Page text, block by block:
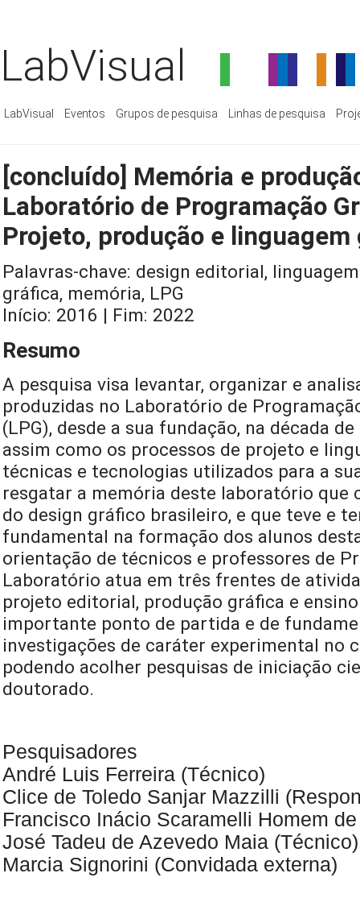
LabVisual
LabVisual Eventos Grupos de pesquisa Linhas de pesquisa
[concluído] Memória e
Laboratório de Programação
Projeto, produção e
Palavras-chave: design editorial,
gráfica, memória, LPG
Início: 2016 | Fim: 2022
Resumo
A pesquisa visa levantar, organizar e
produzidas no Laboratório de
(LPG), desde a sua fundação, na década
assim como os processos de projeto e
técnicas e tecnologias utilizados para a
resgatar a memória deste laboratório que
do design gráfico brasileiro, e que teve e
fundamental na formação dos alunos
orientação de técnicos e professores de
Laboratório atua em três frentes de
projeto editorial, produção gráfica e
importante ponto de partida e de
investigações de caráter experimental no
podendo acolher pesquisas de iniciação
doutorado.
Pesquisadores
André Luis Ferreira (Técnico)
Clice de Toledo Sanjar Mazzilli
Francisco Inácio Scaramelli Homem
José Tadeu de Azevedo Maia (Técnico)
Marcia Signorini (Convidada externa)